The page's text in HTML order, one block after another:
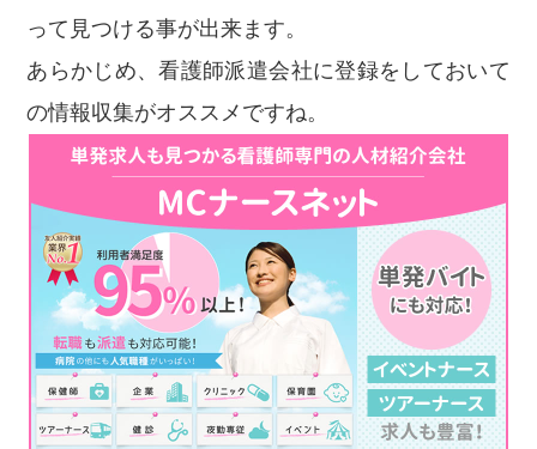
って見つける事が出来ます。
あらかじめ、看護師派遣会社に登録をしておいて
の情報収集がオススメですね。